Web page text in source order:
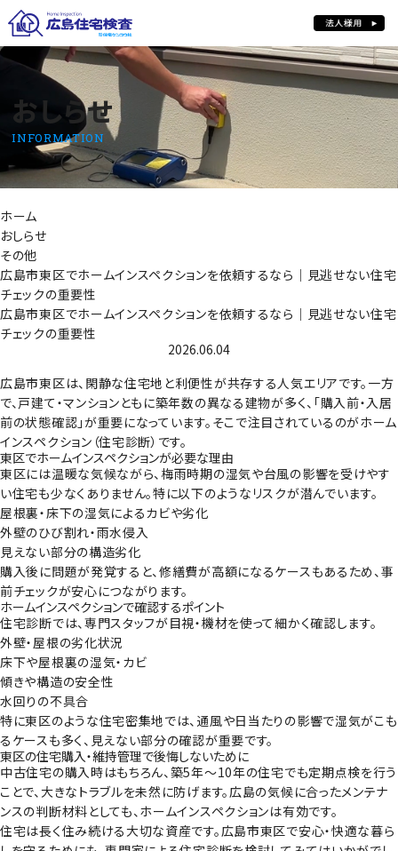
おしらせ
おしらせ
INFORMATION
ホーム
おしらせ
その他
広島市東区でホームインスペクションを依頼するなら｜見逃せない住宅
チェックの重要性
広島市東区でホームインスペクションを依頼するなら｜見逃せない住宅
チェックの重要性
2026.06.04
広島市東区は、閑静な住宅地と利便性が共存する人気エリアです。一方
で、戸建て・マンションともに築年数の異なる建物が多く、「購入前・入居
前の状態確認」が重要になっています。そこで注目されているのがホーム
インスペクション（住宅診断）です。
東区でホームインスペクションが必要な理由
東区には温暖な気候ながら、梅雨時期の湿気や台風の影響を受けやす
い住宅も少なくありません。特に以下のようなリスクが潜んでいます。
屋根裏・床下の湿気によるカビや劣化
外壁のひび割れ・雨水侵入
見えない部分の構造劣化
購入後に問題が発覚すると、修繕費が高額になるケースもあるため、事
前チェックが安心につながります。
ホームインスペクションで確認するポイント
住宅診断では、専門スタッフが目視・機材を使って細かく確認します。
外壁・屋根の劣化状況
床下や屋根裏の湿気・カビ
傾きや構造の安全性
水回りの不具合
特に東区のような住宅密集地では、通風や日当たりの影響で湿気がこも
るケースも多く、見えない部分の確認が重要です。
東区の住宅購入・維持管理で後悔しないために
中古住宅の購入時はもちろん、築5年〜10年の住宅でも定期点検を行う
ことで、大きなトラブルを未然に防げます。広島の気候に合ったメンテナ
ンスの判断材料としても、ホームインスペクションは有効です。
住宅は長く住み続ける大切な資産です。広島市東区で安心・快適な暮ら